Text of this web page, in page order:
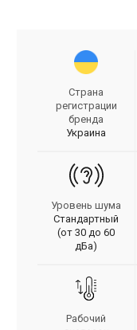
Страна
регистрации
бренда
Украина
Уровень шума
Стандартный
(от 30 до 60
дБа)
Рабочий